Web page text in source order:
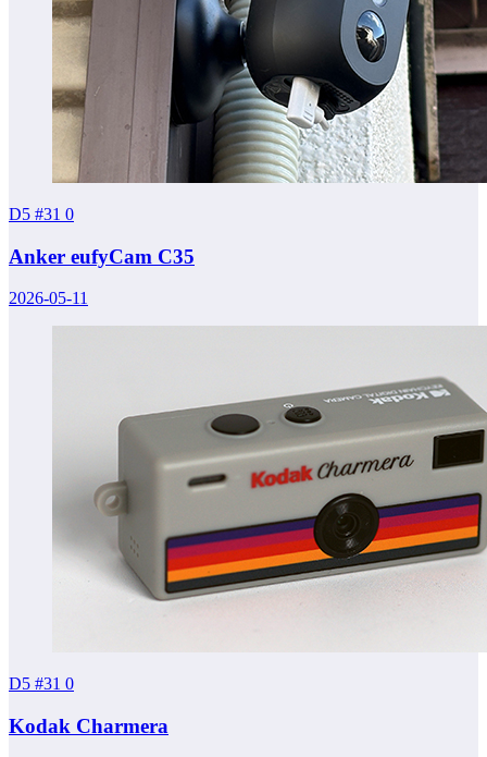
D5 #31 0
Anker eufyCam C35
2026-05-11
D5 #31 0
Kodak Charmera